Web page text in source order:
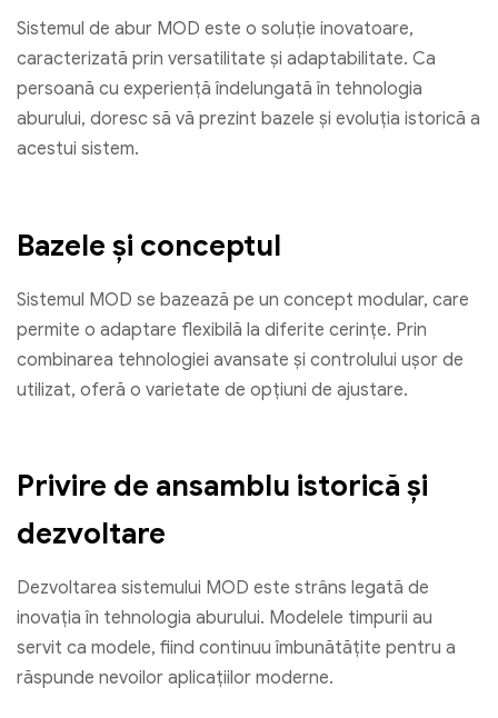
Sistemul de abur MOD este o soluție inovatoare,
caracterizată prin versatilitate și adaptabilitate. Ca
persoană cu experiență îndelungată în tehnologia
aburului, doresc să vă prezint bazele și evoluția istorică a
acestui sistem.
Bazele și conceptul
Sistemul MOD se bazează pe un concept modular, care
permite o adaptare flexibilă la diferite cerințe. Prin
combinarea tehnologiei avansate și controlului ușor de
utilizat, oferă o varietate de opțiuni de ajustare.
Privire de ansamblu istorică și
dezvoltare
Dezvoltarea sistemului MOD este strâns legată de
inovația în tehnologia aburului. Modelele timpurii au
servit ca modele, fiind continuu îmbunătățite pentru a
răspunde nevoilor aplicațiilor moderne.